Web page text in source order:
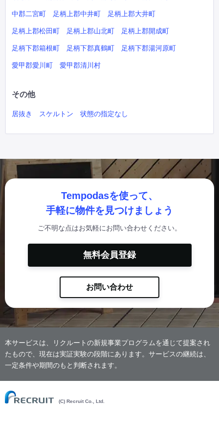
中郡二宮町 足柄上郡中井町 足柄上郡大井町
足柄上郡松田町 足柄上郡山北町 足柄上郡開成町
足柄下郡箱根町 足柄下郡真鶴町 足柄下郡湯河原町
愛甲郡愛川町 愛甲郡清川村
その他
居抜き スケルトン 状態の指定なし
Tempodasを使って、
手軽に物件を見つけましょう
ご不明な点はお気軽にお問い合わせください。
無料会員登録
お問い合わせ
本サービスは、リクルートの新規事業プログラムを通じて提案され
たもので、現在は実証実験の段階にあります。サービスの継続は、
一定条件や期間のもと判断されます。
(C) Recruit Co., Ltd.